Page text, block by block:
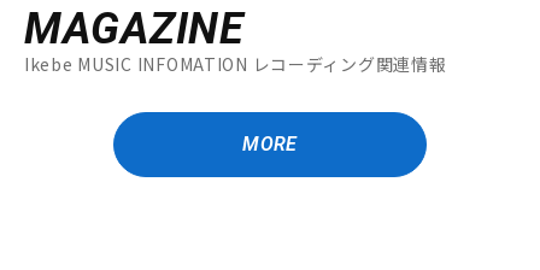
MAGAZINE
Ikebe MUSIC INFOMATION レコーディング関連情報
MORE